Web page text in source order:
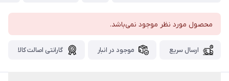
محصول مورد نظر موجود نمی‌باشد.
ارسال سریع موجود در انبار گارانتی اصالت کالا